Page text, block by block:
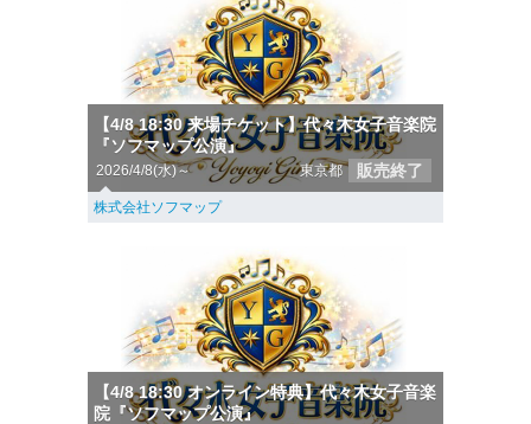
【4/8 18:30 来場チケット】代々木女子音楽院
『ソフマップ公演』
2026/4/8(水)～ 東京都 販売終了
株式会社ソフマップ
【4/8 18:30 オンライン特典】代々木女子音楽
院『ソフマップ公演』